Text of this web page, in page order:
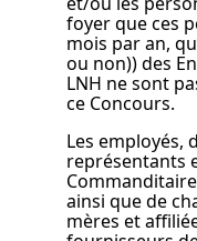
foyer que ces
mois par an,
ou non)) des
LNH ne sont
ce Concours.
Les employés,
représentants
ainsi que de
mères et